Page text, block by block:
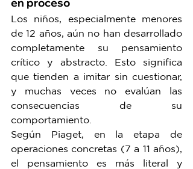
Los niños, especialmente menores
de 12 años, aún no han desarrollado
completamente su pensamiento
crítico y abstracto. Esto significa
que tienden a imitar sin cuestionar,
y muchas veces no evalúan las
consecuencias de su
comportamiento.
Según Piaget, en la etapa de
operaciones concretas (7 a 11 años),
el pensamiento es más literal y